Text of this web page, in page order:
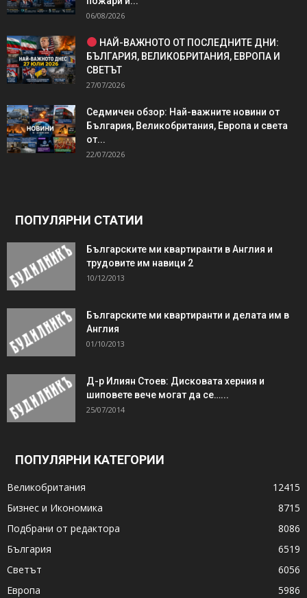
06/08/2026
НАЙ-ВАЖНОТО ОТ ПОСЛЕДНИТЕ ДНИ:
БЪЛГАРИЯ, ВЕЛИКОБРИТАНИЯ, ЕВРОПА И
СВЕТЪТ
27/07/2026
Седмичен обзор: Най-важните новини от
България, Великобритания, Европа и света
от...
22/07/2026
ПОПУЛЯРНИ СТАТИИ
Българските ми квартиранти в Англия и
трудовите им навици 2
10/12/2013
Българските ми квартиранти и делата им в
Англия
01/10/2013
Д-р Илиян Стоев: Дисковата херния и
шиповете вече могат да се…...
25/07/2014
ПОПУЛЯРНИ КАТЕГОРИИ
Великобритания
12415
Бизнес и Икономика
8715
Подбрани от редактора
8086
България
6519
Светът
6056
Европа
5986